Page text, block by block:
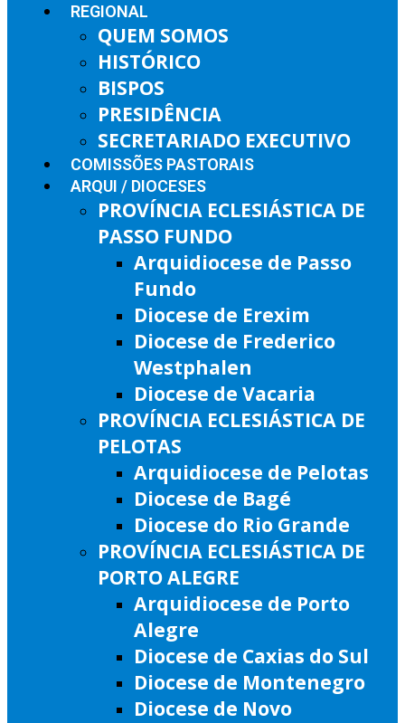
REGIONAL
QUEM SOMOS
HISTÓRICO
BISPOS
PRESIDÊNCIA
SECRETARIADO EXECUTIVO
COMISSÕES PASTORAIS
ARQUI / DIOCESES
PROVÍNCIA ECLESIÁSTICA DE
PASSO FUNDO
Arquidiocese de Passo
Fundo
Diocese de Erexim
Diocese de Frederico
Westphalen
Diocese de Vacaria
PROVÍNCIA ECLESIÁSTICA DE
PELOTAS
Arquidiocese de Pelotas
Diocese de Bagé
Diocese do Rio Grande
PROVÍNCIA ECLESIÁSTICA DE
PORTO ALEGRE
Arquidiocese de Porto
Alegre
Diocese de Caxias do Sul
Diocese de Montenegro
Diocese de Novo